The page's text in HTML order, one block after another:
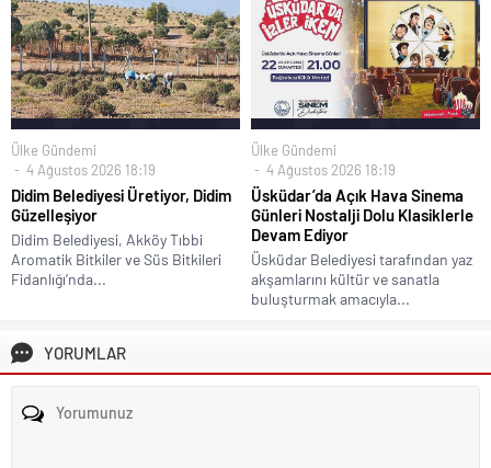
Ülke Gündemi
4 Ağustos 2026 18:19
Didim Belediyesi Üretiyor, Didim
Güzelleşiyor
Didim Belediyesi, Akköy Tıbbi
Aromatik Bitkiler ve Süs Bitkileri
Fidanlığı’nda...
Ülke Gündemi
4 Ağustos 2026 18:19
Üsküdar’da Açık Hava Sinema
Günleri Nostalji Dolu Klasiklerle
Devam Ediyor
Üsküdar Belediyesi tarafından yaz
akşamlarını kültür ve sanatla
buluşturmak amacıyla...
YORUMLAR